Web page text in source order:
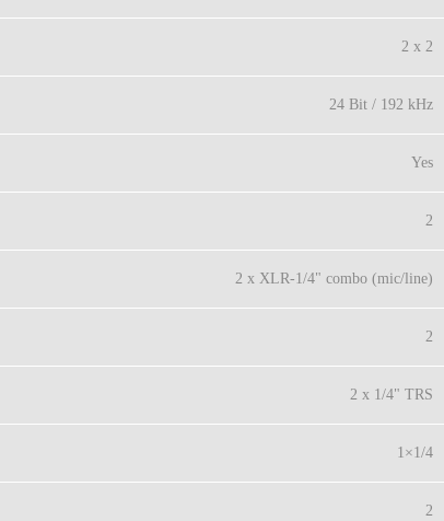
2 x 2
24 Bit / 192 kHz
Yes
2
2 x XLR-1/4" combo (mic/line)
2
2 x 1/4" TRS
1×1/4
2